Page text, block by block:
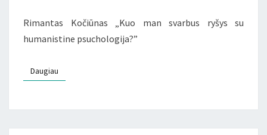
IR
JŲ
Rimantas Kočiūnas „Kuo man svarbus ryšys su
humanistine psuchologija?”
Daugiau